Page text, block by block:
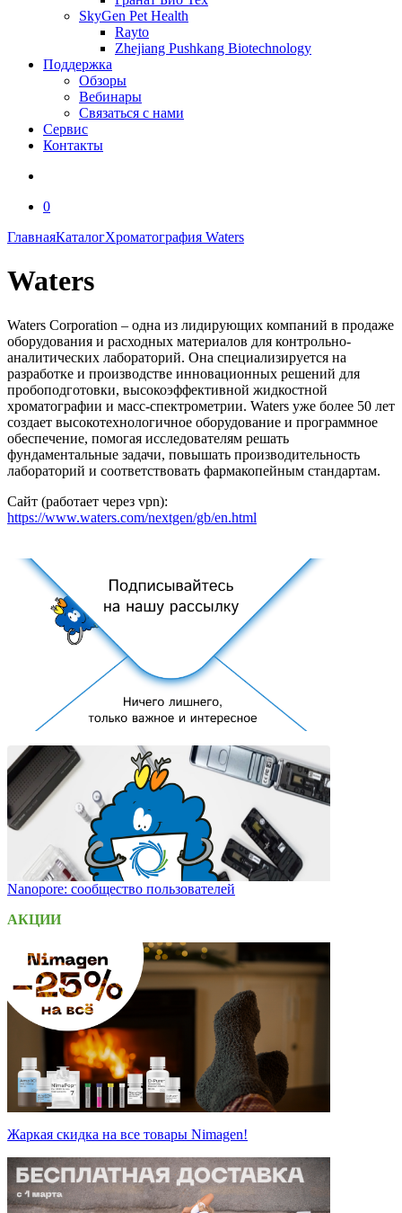
SkyGen Pet Health
Rayto
Zhejiang Pushkang Biotechnology
Поддержка
Обзоры
Вебинары
Связаться с нами
Сервис
Контакты
0
ГлавнаяКаталогХроматография Waters
Waters
Waters Corporation – одна из лидирующих компаний в продаже
оборудования и расходных материалов для контрольно-
аналитических лабораторий. Она специализируется на
разработке и производстве инновационных решений для
пробоподготовки, высокоэффективной жидкостной
хроматографии и масс-спектрометрии. Waters уже более 50 лет
создает высокотехнологичное оборудование и программное
обеспечение, помогая исследователям решать
фундаментальные задачи, повышать производительность
лабораторий и соответствовать фармакопейным стандартам.
Сайт (работает через vpn):
https://www.waters.com/nextgen/gb/en.html
Nanopore: сообщество пользователей
АКЦИИ
Жаркая скидка на все товары Nimagen!